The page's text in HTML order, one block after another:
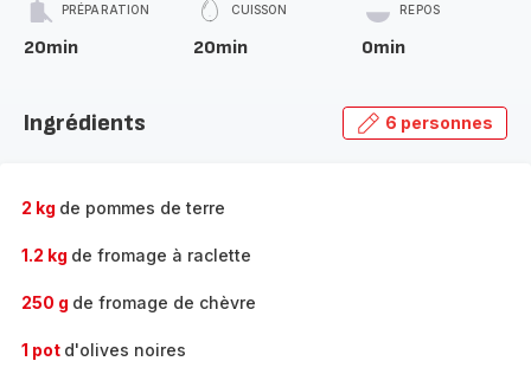
PRÉPARATION
20min
CUISSON
20min
REPOS
0min
Ingrédients 6 personnes
2 kg de pommes de terre
1.2 kg de fromage à raclette
250 g de fromage de chèvre
1 pot d'olives noires